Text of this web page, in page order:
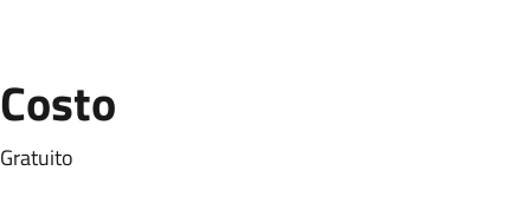
Costo
Gratuito